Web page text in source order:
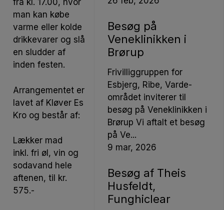
fra kl. 17.00, hvor
man kan købe
varme eller kolde
drikkevarer og slå
en sludder af
inden festen.
Arrangementet er
lavet af Kløver Es
Kro og består af:
Lækker mad
inkl. fri øl, vin og
sodavand hele
aftenen, til kr.
575.-
Besøg på
Veneklinikken i
Brørup
Frivilliggruppen for
Esbjerg, Ribe, Varde-
området inviterer til
besøg på Veneklinikken i
Brørup Vi aftalt et besøg
på Ve...
9 mar, 2026
Besøg af Theis
Husfeldt,
Funghiclear